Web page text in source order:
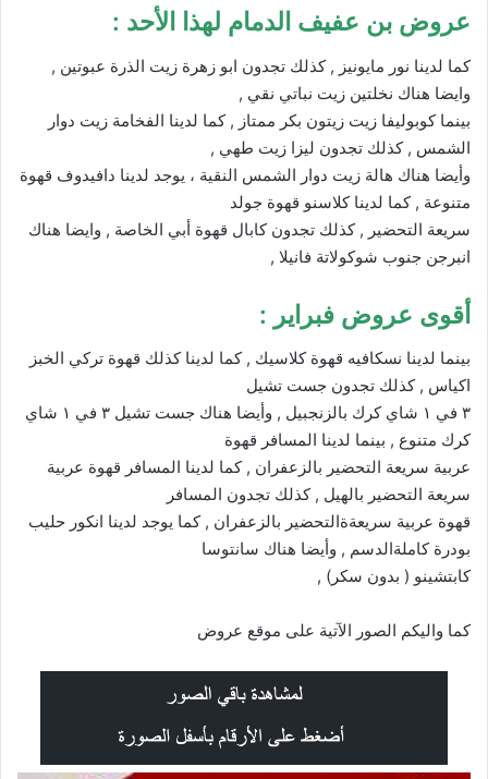
عروض بن عفيف الدمام لهذا الأحد :
كما لدينا نور مايونيز , كذلك تجدون ابو زهرة زيت الذرة عبوتين ,
وايضا هناك نخلتين زيت نباتي نقي ,
بينما كوبوليفا زيت زيتون بكر ممتاز , كما لدينا الفخامة زيت دوار
الشمس , كذلك تجدون ليزا زيت طهي ,
وأيضا هناك هالة زيت دوار الشمس النقية ، يوجد لدينا دافيدوف قهوة
متنوعة , كما لدينا كلاسنو قهوة جولد
سريعة التحضير , كذلك تجدون كابال قهوة أبي الخاصة , وايضا هناك
انبرجن جنوب شوكولاتة فانيلا ,
أقوى عروض فبراير :
بينما لدينا نسكافيه قهوة كلاسيك , كما لدينا كذلك قهوة تركي الخبز
اكياس , كذلك تجدون جست تشيل
٣ في ١ شاي كرك بالزنجبيل , وأيضا هناك جست تشيل ٣ في ١ شاي
كرك متنوع , بينما لدينا المسافر قهوة
عربية سريعة التحضير بالزعفران , كما لدينا المسافر قهوة عربية
سريعة التحضير بالهيل , كذلك تجدون المسافر
قهوة عربية سريعةةالتحضير بالزعفران , كما يوجد لدينا انكور حليب
بودرة كاملةالدسم , وأيضا هناك سانتوسا
كابتشينو ( بدون سكر) ,
كما واليكم الصور الآتية على موقع عروض